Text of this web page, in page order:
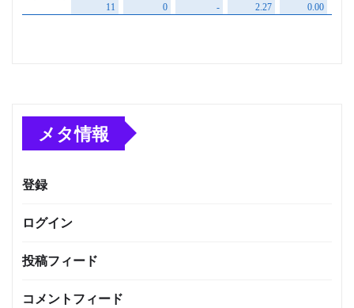
メタ情報
登録
ログイン
投稿フィード
コメントフィード